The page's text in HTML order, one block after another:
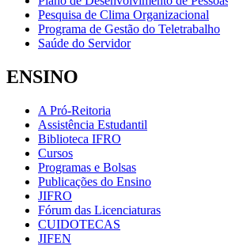
Pesquisa de Clima Organizacional
Programa de Gestão do Teletrabalho
Saúde do Servidor
ENSINO
A Pró-Reitoria
Assistência Estudantil
Biblioteca IFRO
Cursos
Programas e Bolsas
Publicações do Ensino
JIFRO
Fórum das Licenciaturas
CUIDOTECAS
JIFEN